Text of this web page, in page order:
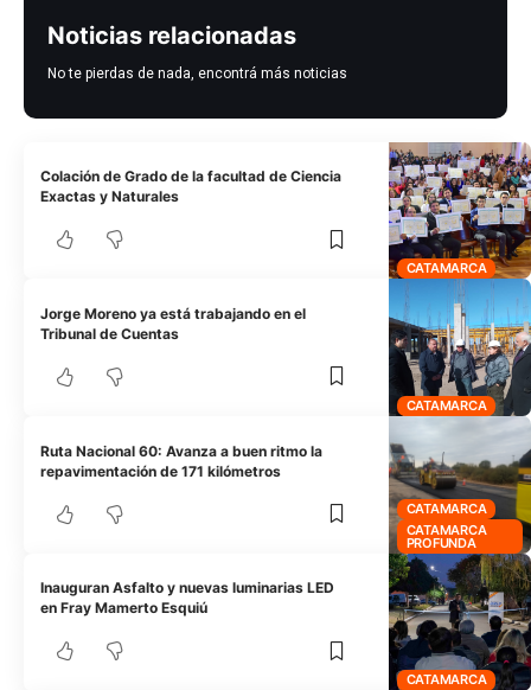
Noticias relacionadas
No te pierdas de nada, encontrá más noticias
CATAMARCA
Colación de Grado de la facultad de Ciencia
Exactas y Naturales
CATAMARCA
Jorge Moreno ya está trabajando en el
Tribunal de Cuentas
CATAMARCA
CATAMARCA
PROFUNDA
Ruta Nacional 60: Avanza a buen ritmo la
repavimentación de 171 kilómetros
CATAMARCA
Inauguran Asfalto y nuevas luminarias LED
en Fray Mamerto Esquiú